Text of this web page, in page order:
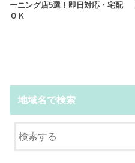
ーニング店5選！即日対応・宅配
ＯＫ
地域名で検索